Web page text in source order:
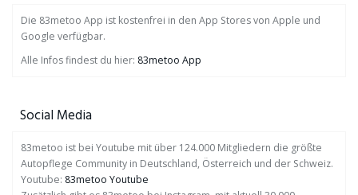
Die 83metoo App ist kostenfrei in den App Stores von Apple und
Google verfügbar.
Alle Infos findest du hier: 83metoo App
Social Media
83metoo ist bei Youtube mit über 124.000 Mitgliedern die größte
Autopflege Community in Deutschland, Österreich und der Schweiz.
Youtube: 83metoo Youtube